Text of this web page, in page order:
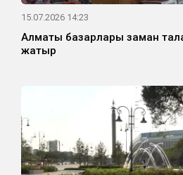
15.07.2026 14:23
Алматы базарлары заман
жатыр